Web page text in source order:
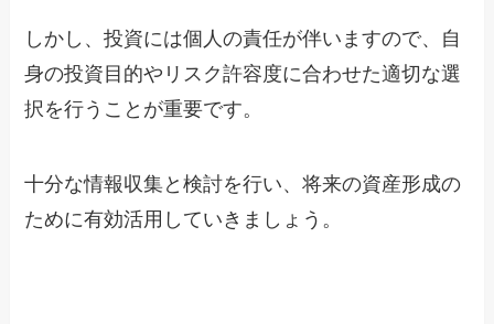
しかし、投資には個人の責任が伴いますので、自
身の投資目的やリスク許容度に合わせた適切な選
択を行うことが重要です。
十分な情報収集と検討を行い、将来の資産形成の
ために有効活用していきましょう。